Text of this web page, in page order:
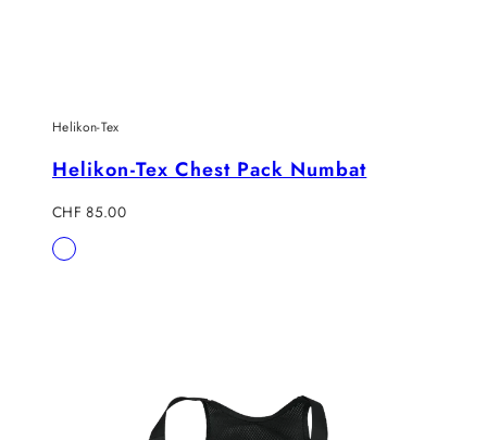
Helikon-Tex
Helikon-Tex Chest Pack Numbat
Regulärer
Preis
CHF 85.00
Verfügbar
Coyote